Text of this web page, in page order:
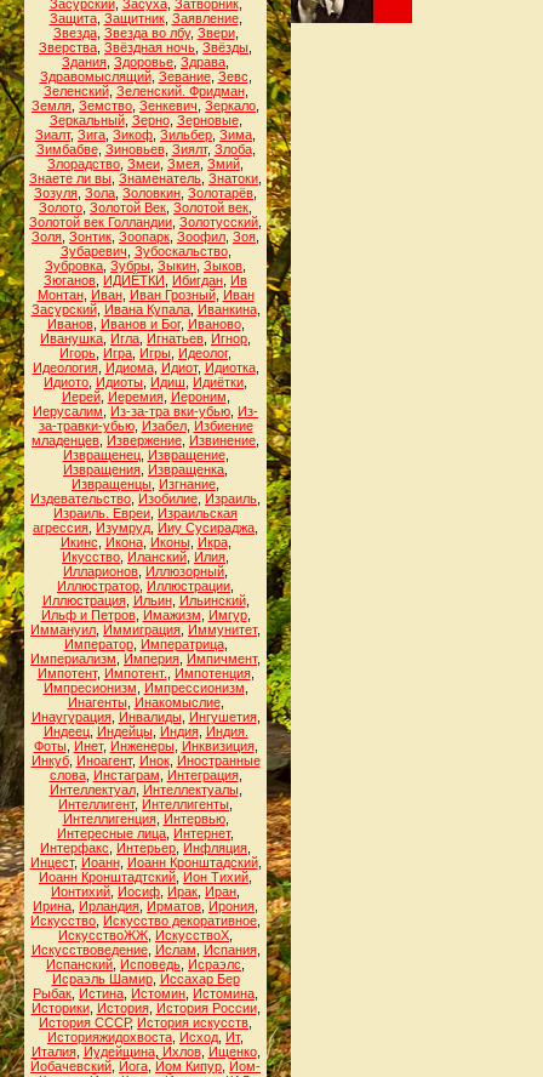
Засурский, Засуха, Затворник,
Защита, Защитник, Заявление,
Звезда, Звезда во лбу, Звери,
Зверства Звёздная ночь Звёзды
Здания Здоровье Здрава
Здравомыслящий, Зевание, Зевс
Зеленский, Зеленский. Фридман,
Земля Земство Зенкевич Зеркало
Зеркальный, Зерно, Зерновые,
Зиалт, Зига Зикоф Зильбер Зима
Зимбабве, Зиновьев, Зиялт, Злоба,
Злорадство Змеи Змея Змий
Знаете ли вы Знаменатель Знатоки
Зозуля Зола Золовкин Золотарёв
Золото Золотой Век Золотой век
Золотой век Голландии Золотусский
Золя Зонтик Зоопарк Зоофил Зоя
Зубаревич Зубоскальство,
Зубровка Зубры Зыкин Зыков
Зюганов ИДИЁТКИ Ибигдан Ив
Монтан, Иван, Иван Грозный, Иван
Засурский, Ивана Купала, Иванкина,
Иванов, Иванов и Бог, Иваново,
Иванушка Игла Игнатьев Игнор
Игорь Игра Игры Идеолог,
Идеология, Идиома, Идиот, Идиотка,
Идиото Идиоты Идиш Идиётки
Иерей, Иеремия, Иероним
Иерусалим
Из-за-тра вки-убью Из-
за-травки-убью, Изабел, Избиение
младенцев Извержение Извинение
Извращенец, Извращение,
Извращения Извращенка
Извращенцы Изгнание
Издевательство Изобилие Израиль
Израиль. Евреи Израильская
агрессия Изумруд Ииу Сусираджа
Икинс
Икона, Иконы, Икра,
Икусство Иланский Илия
Илларионов Иллюзорный
Иллюстратор Иллюстрации
Иллюстрация, Ильин, Ильинский,
Ильф и Петров, Имажизм Имгур,
Иммануил Иммиграция Иммунитет,
Император, Императрица,
Империализм
Империя Импичмент,
Импотент, Импотент. Импотенция,
Импресионизм
Импрессионизм
Инагенты, Инакомыслие,
Инаугурация, Инвалиды, Ингушетия,
Индеец, Индейцы, Индия, Индия.
Фоты, Инет, Инженеры, Инквизиция,
Инкуб, Иноагент, Инок, Иностранные
слова, Инстаграм Интеграция,
Интеллектуал, Интеллектуалы,
Интеллигент, Интеллигенты
Интеллигенция, Интервью,
Интересные лица Интернет,
Интерфакс
Интерьер Инфляция
Инцест, Иоанн, Иоанн Кронштадский,
Иоанн Кронштадтский Ион Тихий
Ионтихий Иосиф Ирак Иран
Ирина Ирландия Ирматов Ирония
Искусство Искусство декоративное
ИскусствоЖЖ ИскусствоХ
Искусствоведение, Ислам Испания,
Испанский Исповедь Исраэлс
Исраэль Шамир, Иссахар Бер
Рыбак Истина Истомин Истомина
Историки, История, История России,
История СССР, История искусств
Историяжидохвоста Исход Ит,
Италия, Иудейщина, Ихлов, Ищенко,
Йобачевский Йога Йом Кипур Йом-